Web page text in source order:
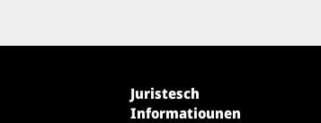
Juristesch
Informatiounen